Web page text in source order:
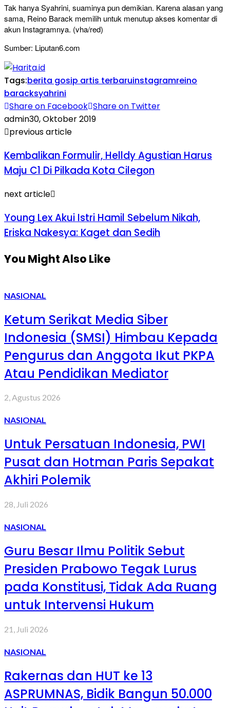
Tak hanya Syahrini, suaminya pun demikian. Karena alasan yang
sama, Reino Barack memilih untuk menutup akses komentar di
akun Instagramnya. (vha/red)
Sumber: Liputan6.com
Tags:berita gosip artis terbaruinstagramreino
baracksyahrini
Share on Facebook Share on Twitter
admin30, Oktober 2019
previous article
Kembalikan Formulir, Helldy Agustian Harus
Maju C1 Di Pilkada Kota Cilegon
next article
Young Lex Akui Istri Hamil Sebelum Nikah,
Eriska Nakesya: Kaget dan Sedih
You Might Also Like
NASIONAL
Ketum Serikat Media Siber
Indonesia (SMSI) Himbau Kepada
Pengurus dan Anggota Ikut PKPA
Atau Pendidikan Mediator
2, Agustus 2026
NASIONAL
Untuk Persatuan Indonesia, PWI
Pusat dan Hotman Paris Sepakat
Akhiri Polemik
28, Juli 2026
NASIONAL
Guru Besar Ilmu Politik Sebut
Presiden Prabowo Tegak Lurus
pada Konstitusi, Tidak Ada Ruang
untuk Intervensi Hukum
21, Juli 2026
NASIONAL
Rakernas dan HUT ke 13
ASPRUMNAS, Bidik Bangun 50.000